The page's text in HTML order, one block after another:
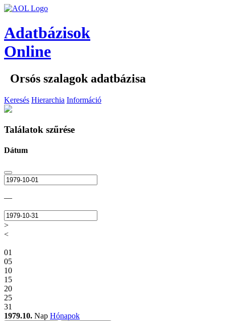
Adatbázisok
Online
Orsós szalagok adatbázisa
Keresés Hierarchia Információ
Találatok szűrése
Dátum
—
>
<
01
05
10
15
20
25
31
1979.10. Nap Hónapok